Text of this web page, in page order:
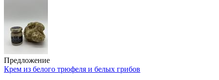
Предложение
Крем из белого трюфеля и белых грибов